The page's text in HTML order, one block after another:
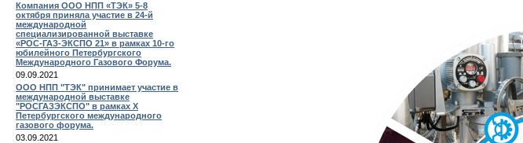
Компания ООО НПП «ТЭК» 5-8
октября приняла участие в 24-й
международной
специализированной выставке
«РОС-ГАЗ-ЭКСПО 21» в рамках 10-го
юбилейного Петербургского
Международного Газового Форума.
09.09.2021
ООО НПП "ТЭК" принимает участие в
международной выставке
"РОСГАЗЭКСПО" в рамках X
Петербургского международного
газового форума.
03.09.2021